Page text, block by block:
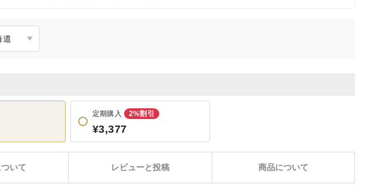
定期購入 2%割引
¥3,377
レビューと投稿 商品について
いて